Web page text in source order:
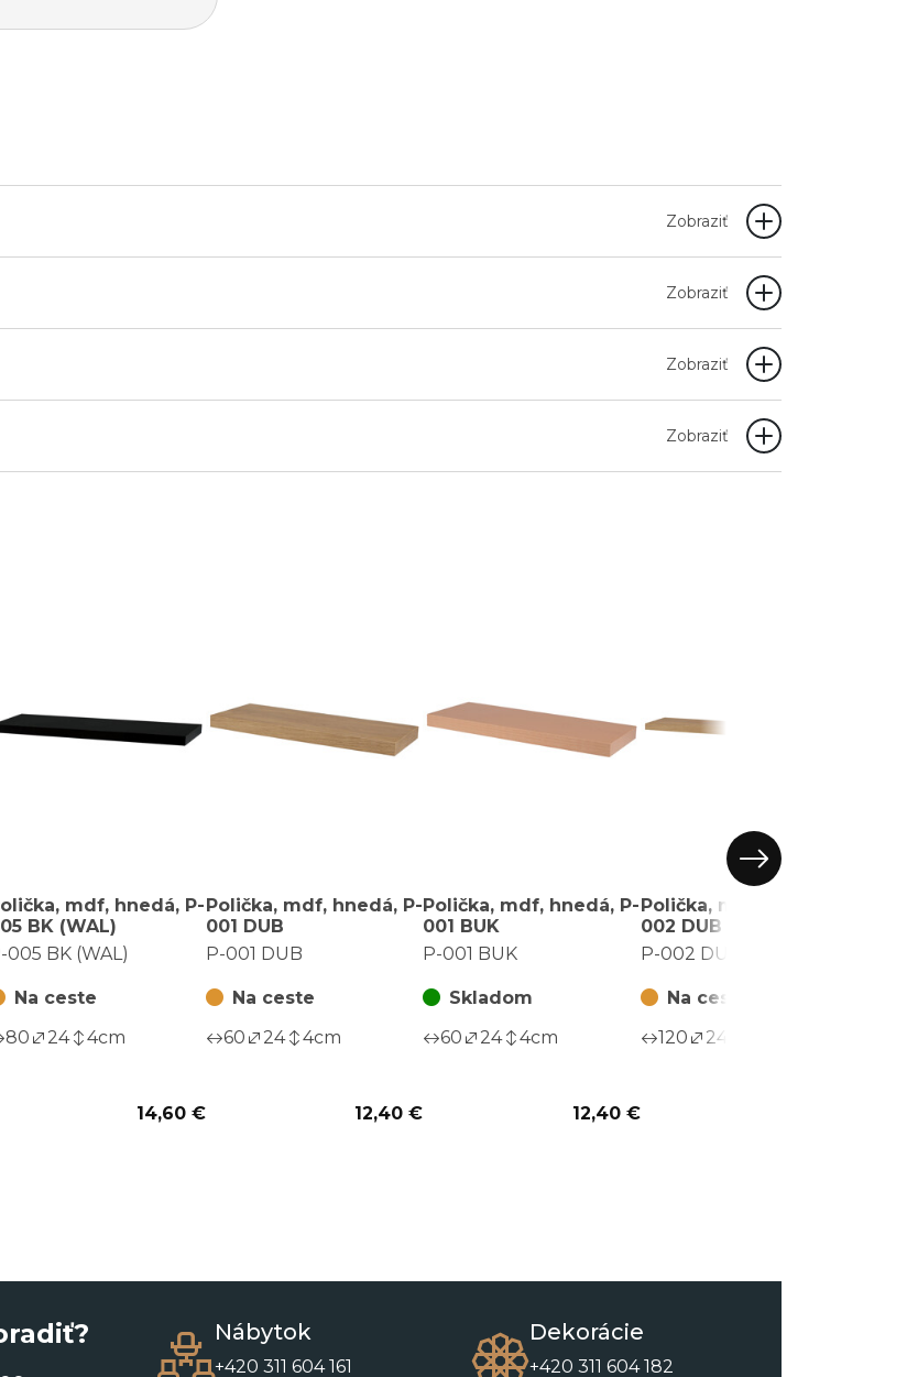
Zobraziť
Zobraziť
Zobraziť
Zobraziť
mdf, hnedá, P-
BK (WAL)
005 BK (WAL)
Na ceste
80
24 4cm
14,60 €
Polička, mdf, hnedá, P-
001 DUB
P-001 DUB
Na ceste
60
24 4cm
12,40 €
Polička, mdf, hnedá, P-
001 BUK
P-001 BUK
Skladom
60
24 4cm
12,40 €
Polička, mdf, hnedá, P-
002 DUB
P-002 DUB
Na ceste
120
24
Nábytok
+420 311 604 161
Dekorácie
+420 311 604 182